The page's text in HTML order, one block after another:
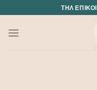
to
content
ΤΗΛ